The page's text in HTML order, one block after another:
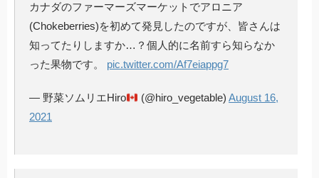
カナダのファーマーズマーケットでアロニア
(Chokeberries)を初めて発見したのですが、皆さんは
知ってたりしますか…？個人的に名前すら知らなか
った果物です。 pic.twitter.com/Af7eiappg7
— 野菜ソムリエHiro (@hiro_vegetable)August 16,
2021